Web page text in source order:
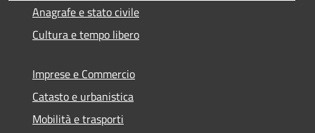
Anagrafe e stato civile
Cultura e tempo libero
Imprese e Commercio
Catasto e urbanistica
Mobilità e trasporti